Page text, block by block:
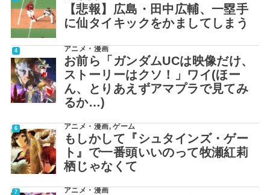
【悲報】広島・田中広輔、一塁手
に仙タイキックをかましてしまう
アニメ・漫画
お前ら「ガンダムUCは映像だけ、
ストーリーはクソ！」ワイ(ほー
ん、とりあえずアマプラで見てみ
るか…)
アニメ・漫画,ゲーム
もしかして『シュタインズ・ゲー
ト』で一番頭いいのって牧瀬紅莉
栖じゃなくて
アニメ・漫画